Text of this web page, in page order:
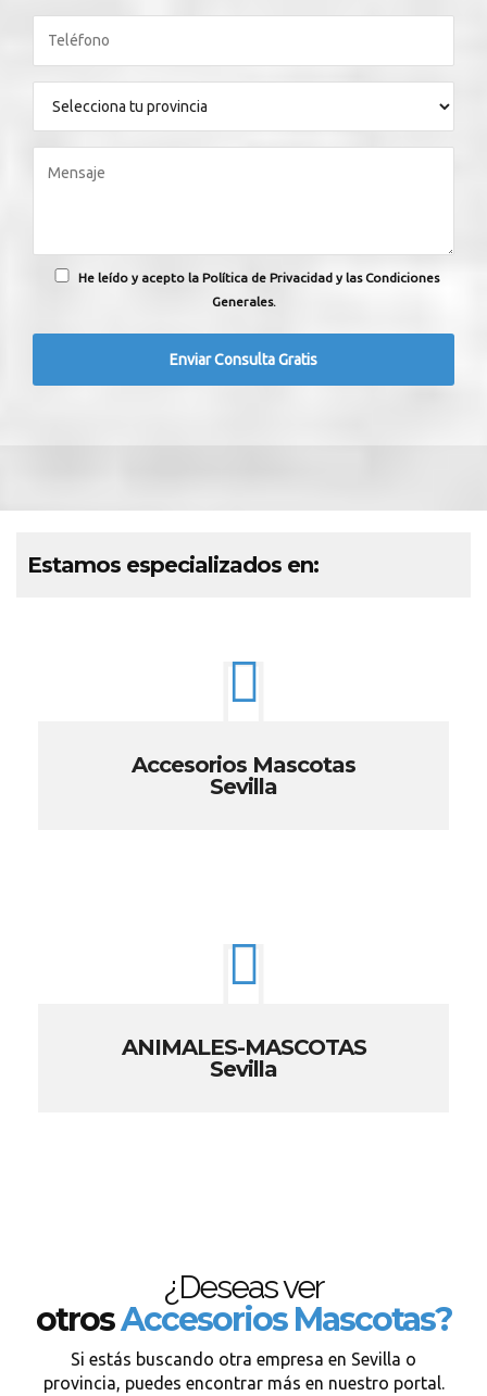
He leído y acepto la Política de Privacidad y las Condiciones
Generales.
Estamos especializados en:
Accesorios Mascotas
Sevilla
ANIMALES-MASCOTAS
Sevilla
¿Deseas ver
otrosAccesorios Mascotas?
Si estás buscando otra empresa en Sevilla o
provincia, puedes encontrar más en nuestro portal.